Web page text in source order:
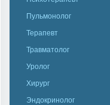
Пульмонолог
Терапевт
Травматолог
Уролог
Хирург
Эндокринолог